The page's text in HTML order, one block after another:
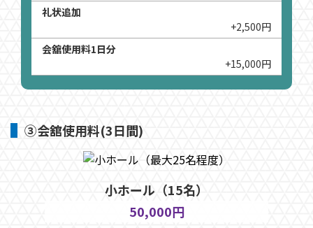
礼状追加
+2,500円
会舘使用料1日分
+15,000円
③会舘使用料(3日間)
小ホール（15名）
50,000円